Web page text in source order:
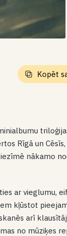
Kopēt
Rīgā un
nākamo
ar vieglumu,
kļūstot
arī
no mūziķes